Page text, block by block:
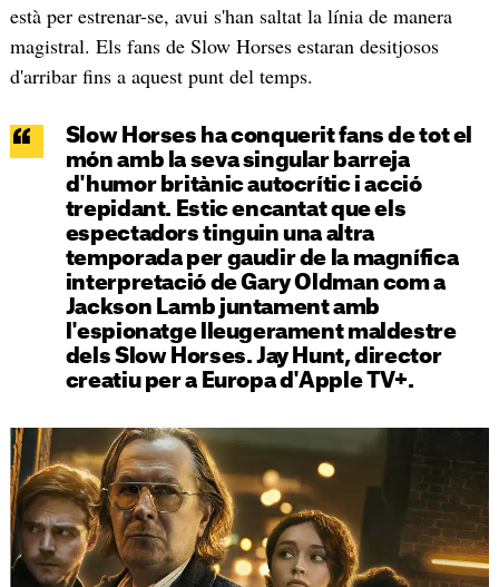
està per estrenar-se, avui s'han saltat la línia de manera
magistral. Els fans de Slow Horses estaran desitjosos
d'arribar fins a aquest punt del temps.
Slow Horses ha conquerit fans de tot el
món amb la seva singular barreja
d'humor britànic autocrític i acció
trepidant. Estic encantat que els
espectadors tinguin una altra
temporada per gaudir de la magnífica
interpretació de Gary Oldman com a
Jackson Lamb juntament amb
l'espionatge lleugerament maldestre
dels Slow Horses. Jay Hunt, director
creatiu per a Europa d'Apple TV+.